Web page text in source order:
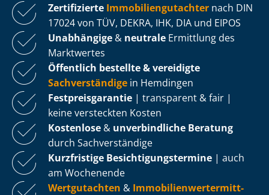
Zertifizierte Im­mo­bi­li­en­gut­ach­ter nach DIN
17024 von TÜV, DEKRA, IHK, DIA und EIPOS
Unabhängige & neutrale Ermittlung des
Marktwertes
Öffentlich bestellte & vereidigte
Sachverständige in Hemdingen
Fest­preis­ga­ran­tie | transparent & fair |
keine versteckten Kosten
Kostenlose & unverbindliche Beratung
durch Sachverständige
Kurzfristige Be­sich­ti­gungs­ter­mi­ne | auch
am Wochenende
Wertgutachten & Im­mo­bi­li­en­wert­ermitt­